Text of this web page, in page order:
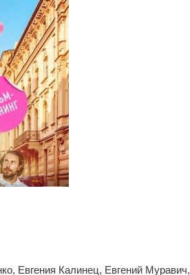
Евгения Калинец, Евгений Муравич,